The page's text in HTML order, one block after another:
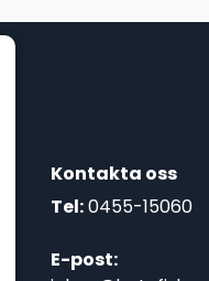
Kontakta oss
Tel:0455-15060
E-post: